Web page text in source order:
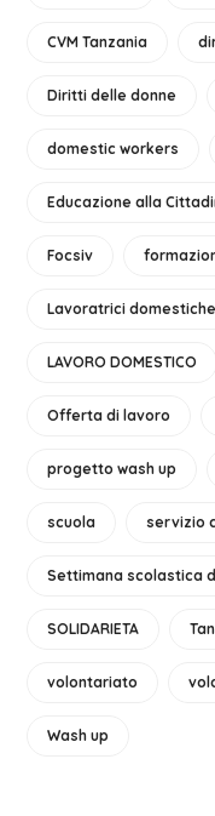
CVM Tanzania
Diritti delle donne
domestic workers
Educazione alla
Focsiv
Lavoratrici domestiche
LAVORO DOMESTICO
Offerta di lavoro
progetto wash up
scuola servizio
Settimana scolastica
SOLIDARIETA
volontariato
Wash up